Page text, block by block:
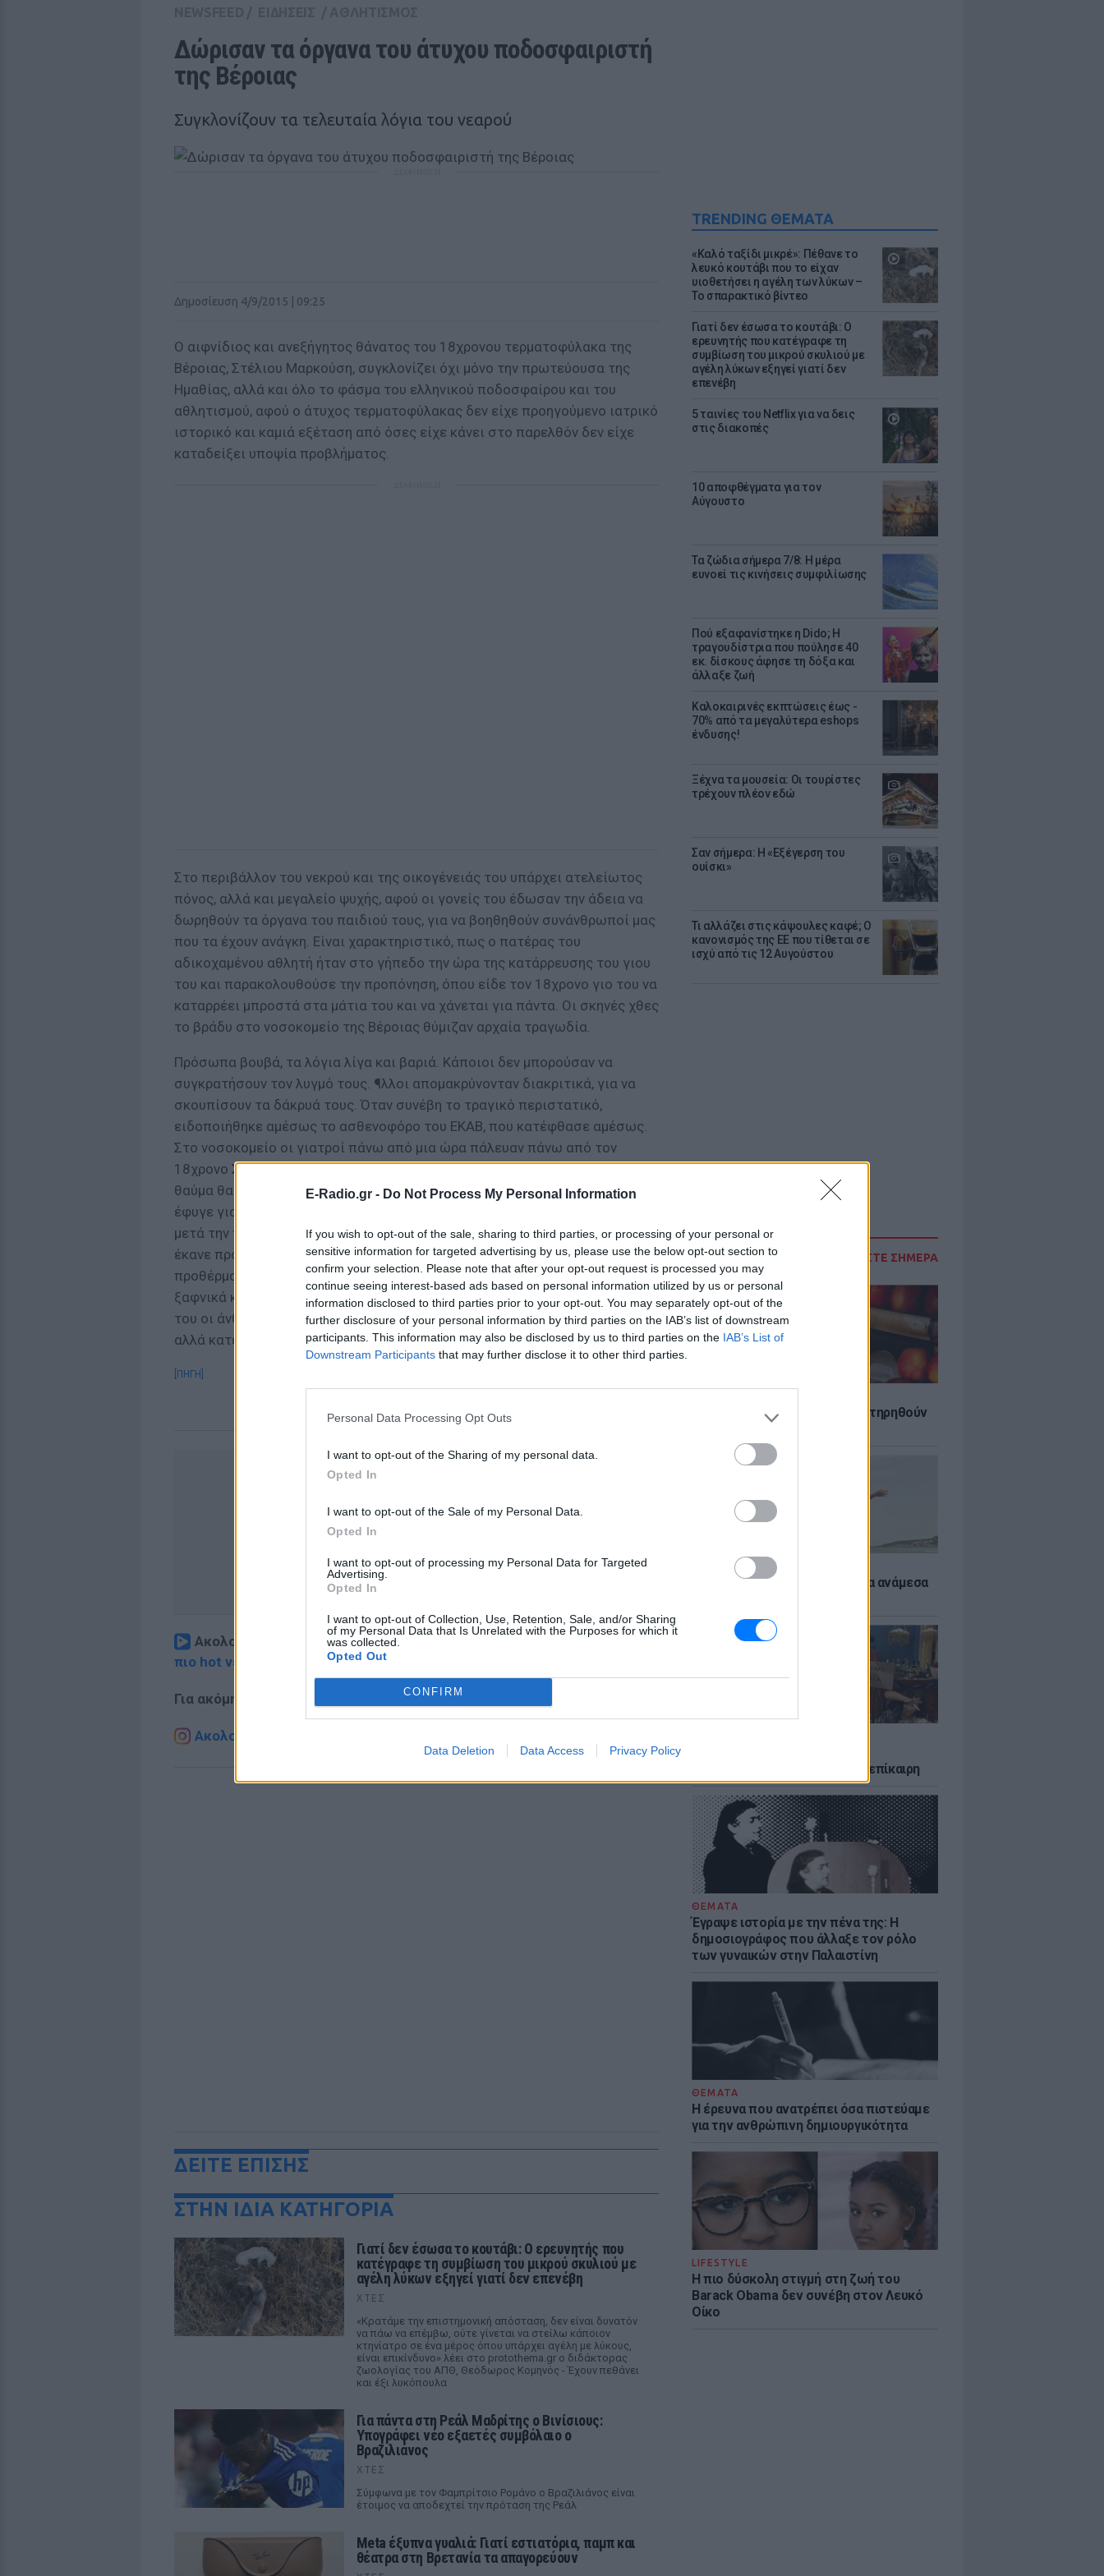
E-Radio.gr - Do Not Process My Personal Information
If you wish to opt-out of the sale, sharing to third parties, or processing of your personal or
sensitive information for targeted advertising by us, please use the below opt-out section to
confirm your selection. Please note that after your opt-out request is processed you may
continue seeing interest-based ads based on personal information utilized by us or personal
information disclosed to third parties prior to your opt-out. You may separately opt-out of the
further disclosure of your personal information by third parties on the IAB’s list of downstream
participants. This information may also be disclosed by us to third parties on the IAB’s List of
Downstream Participants that may further disclose it to other third parties.
Personal Data Processing Opt Outs
I want to opt-out of the Sharing of my personal data.
Opted In
I want to opt-out of the Sale of my Personal Data.
Opted In
I want to opt-out of processing my Personal Data for Targeted
Advertising.
Opted In
I want to opt-out of Collection, Use, Retention, Sale, and/or Sharing
of my Personal Data that Is Unrelated with the Purposes for which it
was collected.
Opted Out
CONFIRM
Data Deletion Data Access Privacy Policy
TRENDING ΘΕΜΑΤΑ
«Καλό ταξίδι μικρέ»: Πέθανε το
λευκό κουτάβι που το είχαν
υιοθετήσει η αγέλη των λύκων –
Το σπαρακτικό βίντεο
Γιατί δεν έσωσα το κουτάβι: Ο
ερευνητής που κατέγραφε τη
συμβίωση του μικρού σκυλιού με
αγέλη λύκων εξηγεί γιατί δεν
επενέβη
5 ταινίες του Netflix για να δεις
στις διακοπές
10 αποφθέγματα για τον
Αύγουστο
Τα ζώδια σήμερα 7/8: Η μέρα
ευνοεί τις κινήσεις συμφιλίωσης
Πού εξαφανίστηκε η Dido; Η
τραγουδίστρια που πούλησε 40
εκ. δίσκους άφησε τη δόξα και
άλλαξε ζωή
Καλοκαιρινές εκπτώσεις έως -
70% από τα μεγαλύτερα eshops
ένδυσης!
Ξέχνα τα μουσεία: Οι τουρίστες
τρέχουν πλέον εδώ
Σαν σήμερα: Η «Εξέγερση του
ουίσκι»
Τι αλλάζει στις κάψουλες καφέ; Ο
κανονισμός της ΕΕ που τίθεται σε
ισχύ από τις 12 Αυγούστου
ΔΙΑΒΑΣΤΕ ΣΗΜΕΡΑ
6 φρούτα που μπορουν να διατηρηθούν
Πώς να αποφύγεις το σύγκαμα ανάμεσα
νεοπλουτισμό και παραμένει επίκαιρη
ΘΕΜΑΤΑ
Έγραψε ιστορία με την πένα της: Η
δημοσιογράφος που άλλαξε τον ρόλο
των γυναικών στην Παλαιστίνη
ΘΕΜΑΤΑ
Η έρευνα που ανατρέπει όσα πιστεύαμε
για την ανθρώπινη δημιουργικότητα
LIFESTYLE
Η πιο δύσκολη στιγμή στη ζωή του
Barack Obama δεν συνέβη στον Λευκό
Οίκο
Δώρισαν τα όργανα του άτυχου ποδοσφαιριστή
της Βέροιας
Συγκλονίζουν τα τελευταία λόγια του νεαρού
Δημοσίευση 4/9/2015 | 09:25
Ο αιφνίδιος και ανεξήγητος θάνατος του 18χρονου τερματοφύλακα της
Βέροιας, Στέλιου Μαρκούση, συγκλονίζει όχι μόνο την πρωτεύουσα της
Ημαθίας, αλλά και όλο το φάσμα του ελληνικού ποδοσφαίρου και του
αθλητισμού, αφού ο άτυχος τερματοφύλακας δεν είχε προηγούμενο ιατρικό
ιστορικό και καμιά εξέταση από όσες είχε κάνει στο παρελθόν δεν είχε
καταδείξει υποψία προβλήματος.
Στο περιβάλλον του νεκρού και της οικογένειάς του υπάρχει ατελείωτος
πόνος, αλλά και μεγαλείο ψυχής, αφού οι γονείς του έδωσαν την άδεια να
δωρηθούν τα όργανα του παιδιού τους, για να βοηθηθούν συνάνθρωποί μας
που τα έχουν ανάγκη. Είναι χαρακτηριστικό, πως ο πατέρας του
αδικοχαμένου αθλητή ήταν στο γήπεδο την ώρα της κατάρρευσης του γιου
του και παρακολουθούσε την προπόνηση, όπου είδε τον 18χρονο γιο του να
καταρρέει μπροστά στα μάτια του και να χάνεται για πάντα. Οι σκηνές χθες
το βράδυ στο νοσοκομείο της Βέροιας θύμιζαν αρχαία τραγωδία.
Πρόσωπα βουβά, τα λόγια λίγα και βαριά. Κάποιοι δεν μπορούσαν να
συγκρατήσουν τον λυγμό τους. ¶λλοι απομακρύνονταν διακριτικά, για να
σκουπίσουν τα δάκρυά τους. Όταν συνέβη το τραγικό περιστατικό,
ειδοποιήθηκε αμέσως το ασθενοφόρο του ΕΚΑΒ, που κατέφθασε αμέσως.
Στο νοσοκομείο οι γιατροί πάνω από μια ώρα πάλευαν πάνω από τον
18χρονο Στέλιο για να τον επαναφέρουν. Από ένα σημείο και μετά, μόνο ένα
θαύμα θα μπορούσε να συμβεί. Ένα θαύμα που δεν έγινε ποτέ. Ο Στέλιος
έφυγε για πάντα. Τα αίτια του τραγικού γεγονότος θα αποσαφηνιστούν
μετά την πραγματοποίηση νεκροψίας. Ο Στέλιος χθες το απόγευμα θα
έκανε προπόνηση με την πρώτη ομάδα. Μόλις είχε τελειώσει η
προθέρμανση. Πήγε να καθίσει κάτω από τα δοκάρια. Εκεί που βάδιζε,
ξαφνικά κατέρρευσε μπροστά στα έκπληκτα μάτια όλων. Έπεσαν επάνω
του οι άνθρωποι της ομάδας. Σηκώθηκε για λίγο, ψελλίζοντας «Είμαι καλά»,
αλλά κατέρρευσε πάλι. Αυτό ήταν...
[ΠΗΓΗ]
Ακολουθήστε το E-Radio.gr στο και μάθετε πρώτοι
πιο hot νέα
Για ακόμη περισσότερα , μπείτε στηνροή ειδήσεων
Ακολουθήστε το E-Radio.gr και στο Instagram
ΔΕΙΤΕ ΕΠΙΣΗΣ
ΣΤΗΝ ΙΔΙΑ ΚΑΤΗΓΟΡΙΑ
Γιατί δεν έσωσα το κουτάβι: Ο ερευνητής που
κατέγραφε τη συμβίωση του μικρού σκυλιού με
αγέλη λύκων εξηγεί γιατί δεν επενέβη
ΧΤΕΣ
«Κρατάμε την επιστημονική απόσταση, δεν είναι δυνατόν
να πάω να επέμβω, ούτε γίνεται να στείλω κάποιον
κτηνίατρο σε ένα μέρος όπου υπάρχει αγέλη με λύκους,
είναι επικίνδυνο» λέει στο protothema.gr ο διδάκτορας
ζωολογίας του ΑΠΘ, Θεόδωρος Κομηνός - Έχουν πεθάνει
και έξι λυκόπουλα
Για πάντα στη Ρεάλ Μαδρίτης ο Βινίσιους:
Υπογράφει νέο εξαετές συμβόλαιο ο
Βραζιλιάνος
ΧΤΕΣ
Σύμφωνα με τον Φαμπρίτσιο Ρομάνο ο Βραζιλιάνος είναι
έτοιμος να αποδεχτεί την πρόταση της Ρεάλ
Meta έξυπνα γυαλιά: Γιατί εστιατόρια, παμπ και
θέατρα στη Βρετανία τα απαγορεύουν